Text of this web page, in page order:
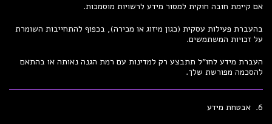
אם קיימת חובה חוקית למסור מידע לרשויות מוסמכות.
בהעברת פעילות עסקית (כגון מיזוג או מכירה), בכפוף להתחייבות השומרת
על זכויות המשתמשים.
העברת מידע לחו"ל תתבצע רק למדינות עם רמת הגנה נאותה או בהתאם
להסכמה מפורשת שלך.
6. אבטחת מידע